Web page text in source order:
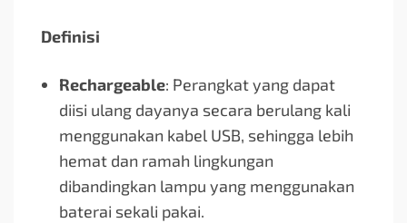
Definisi
Rechargeable: Perangkat yang dapat
diisi ulang dayanya secara berulang kali
menggunakan kabel USB, sehingga lebih
hemat dan ramah lingkungan
dibandingkan lampu yang menggunakan
baterai sekali pakai.